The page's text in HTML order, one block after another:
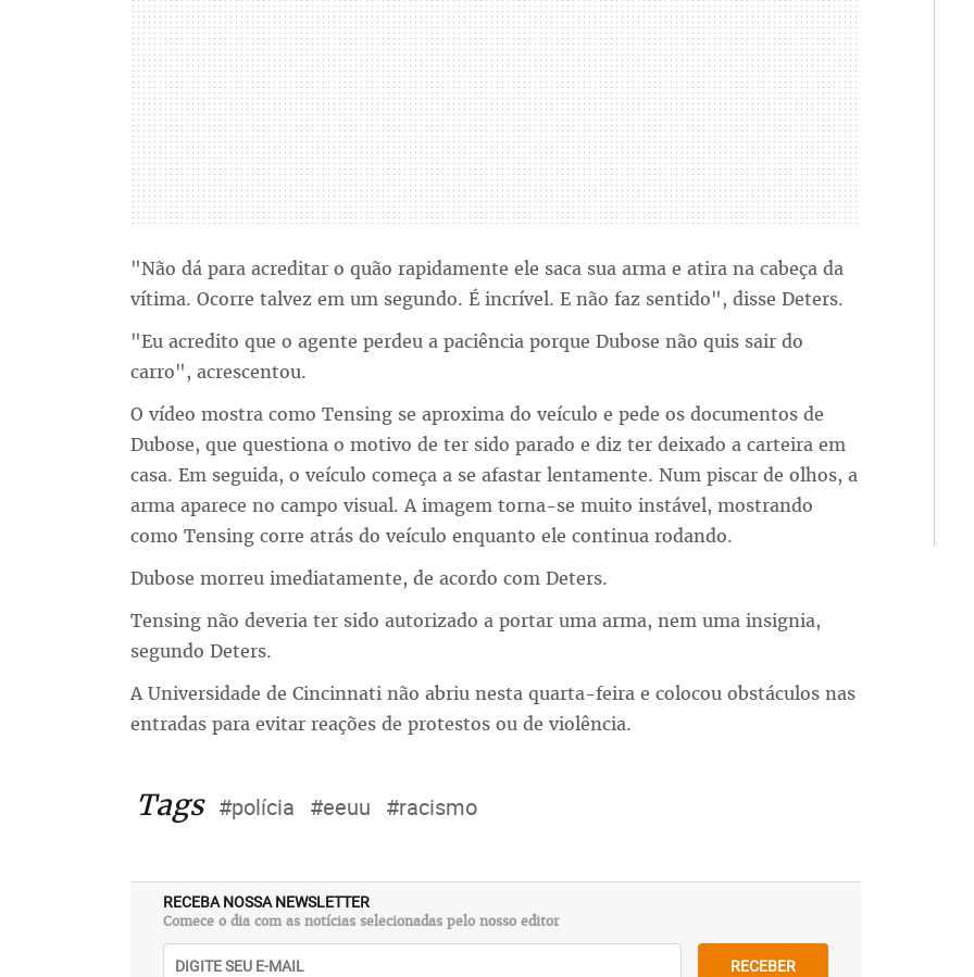
"Não dá para acreditar o quão rapidamente ele saca sua arma e atira na cabeça da
vítima. Ocorre talvez em um segundo. É incrível. E não faz sentido", disse Deters.
"Eu acredito que o agente perdeu a paciência porque Dubose não quis sair do
carro", acrescentou.
O vídeo mostra como Tensing se aproxima do veículo e pede os documentos de
Dubose, que questiona o motivo de ter sido parado e diz ter deixado a carteira em
casa. Em seguida, o veículo começa a se afastar lentamente. Num piscar de olhos, a
arma aparece no campo visual. A imagem torna-se muito instável, mostrando
como Tensing corre atrás do veículo enquanto ele continua rodando.
Dubose morreu imediatamente, de acordo com Deters.
Tensing não deveria ter sido autorizado a portar uma arma, nem uma insignia,
segundo Deters.
A Universidade de Cincinnati não abriu nesta quarta-feira e colocou obstáculos nas
entradas para evitar reações de protestos ou de violência.
Tags #polícia #eeuu #racismo
RECEBA NOSSA NEWSLETTER
Comece o dia com as notícias selecionadas pelo nosso editor
RECEBER